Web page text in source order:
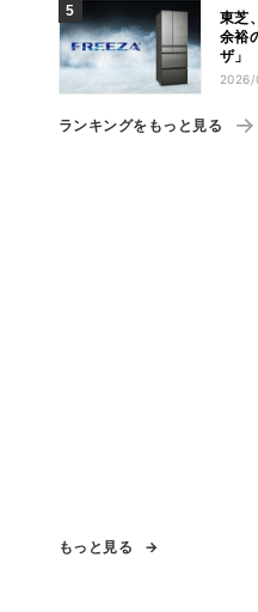
東芝
余裕
ザ」
に
ランキングをもっと見る
もっと見る